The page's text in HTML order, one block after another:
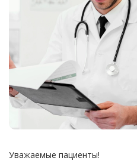
Уважаемые пациенты!